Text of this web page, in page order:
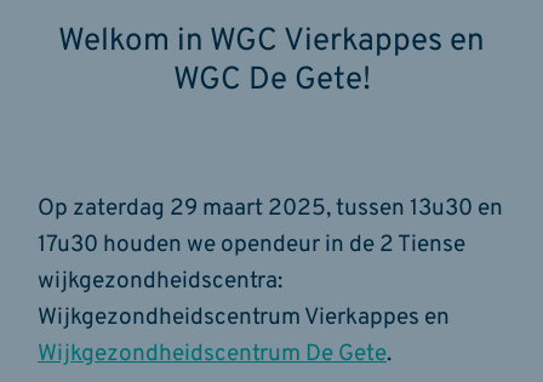
Welkom in WGC Vierkappes en
WGC De Gete!
Op zaterdag 29 maart 2025, tussen 13u30 en
17u30 houden we opendeur in de 2 Tiense
wijkgezondheidscentra:
Wijkgezondheidscentrum Vierkappes en
Wijkgezondheidscentrum De Gete.